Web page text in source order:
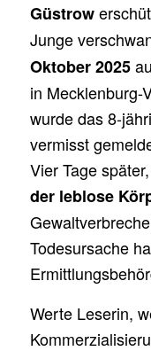
Güstrow
Junge
Oktober 2025
in Mecklenburg-
wurde das 8-
vermisst
Vier Tage
der leblose
Todesursache
Werte Leserin,